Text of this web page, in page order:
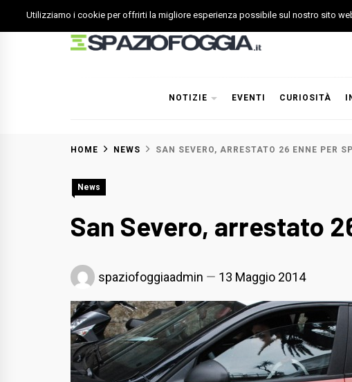
to
NOTIZIE EVENTI CURIOSITÀ
HOME NEWS SAN SEVERO, ARRESTATO 26 ENNE PER
News
San Severo, arrestato
spaziofoggiaadmin 13 Maggio 2014
Utilizziamo i cookie per offrirti la migliore esperienza possibile sul nostro sito